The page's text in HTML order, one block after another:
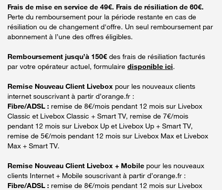
Frais de mise en service de 49€. Frais de résiliation de 60€.
Perte du remboursement pour la période restante en cas de
résiliation ou de changement d'offre. Un seul remboursement par
abonnement à l’une des offres éligibles.
Remboursement jusqu’à 150€ des frais de résiliation facturés
par votre opérateur actuel, formulaire disponible ici.
Remise Nouveau Client Livebox pour les nouveaux clients
internet souscrivant à partir d’orange.fr :
Fibre/ADSL : remise de 8€/mois pendant 12 mois sur Livebox
Classic et Livebox Classic + Smart TV, remise de 7€/mois
pendant 12 mois sur Livebox Up et Livebox Up + Smart TV,
remise de 5€/mois pendant 12 mois sur Livebox Max et Livebox
Max + Smart TV.
Remise Nouveau Client Livebox + Mobile pour les nouveaux
clients Internet + Mobile souscrivant à partir d’orange.fr :
Fibre/ADSL : remise de 8€/mois pendant 12 mois sur Livebox